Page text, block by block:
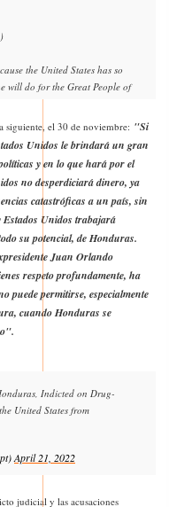
the United States has so
will do for the Great People of
November 28, 2025
siguiente, el 30 de noviembre: "Si
Unidos le brindará un gran
y en lo que hará por el
no desperdiciará dinero, ya
catastróficas a un país, sin
Unidos trabajará
su potencial, de Honduras.
Juan Orlando
respeto profundamente, ha
puede permitirse, especialmente
cuando Honduras se
Indicted on Drug-
United States from
April 21, 2022
judicial y las acusaciones